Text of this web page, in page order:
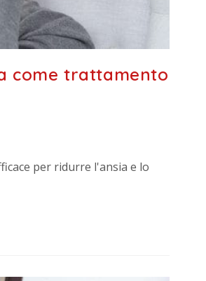
come trattamento
per ridurre l'ansia e lo